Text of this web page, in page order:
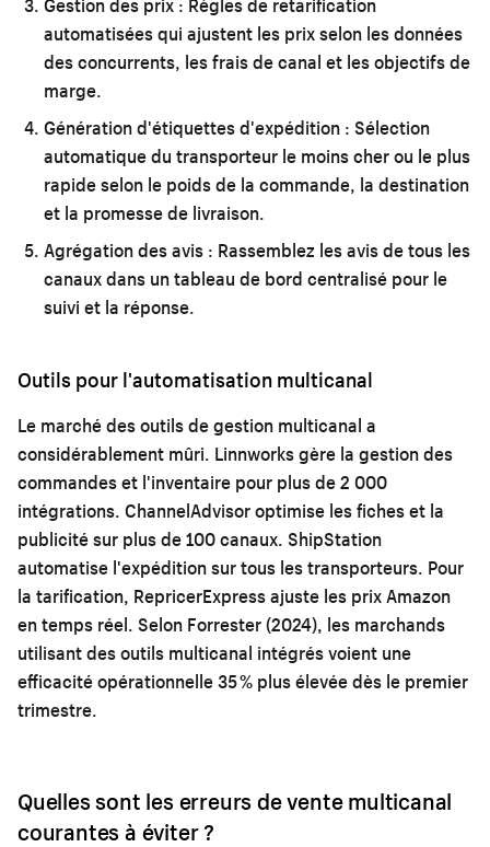
automatisées qui ajustent les prix selon les données
des concurrents, les frais de canal et les objectifs de
marge.
Génération d'étiquettes d'expédition : Sélection
automatique du transporteur le moins cher ou le plus
rapide selon le poids de la commande, la destination
et la promesse de livraison.
Agrégation des avis : Rassemblez les avis de tous les
canaux dans un tableau de bord centralisé pour le
suivi et la réponse.
Outils pour l'automatisation multicanal
Le marché des outils de gestion multicanal a
considérablement mûri. Linnworks gère la gestion des
commandes et l'inventaire pour plus de 2 000
intégrations. ChannelAdvisor optimise les fiches et la
publicité sur plus de 100 canaux. ShipStation
automatise l'expédition sur tous les transporteurs. Pour
la tarification, RepricerExpress ajuste les prix Amazon
en temps réel. Selon Forrester (2024), les marchands
utilisant des outils multicanal intégrés voient une
efficacité opérationnelle 35 % plus élevée dès le premier
trimestre.
Quelles sont les erreurs de vente multicanal
courantes à éviter ?